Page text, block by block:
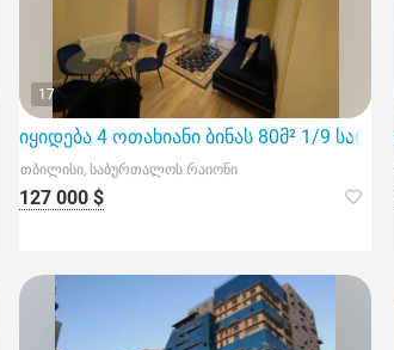
17
იყიდება 4 ოთახიანი ბინას 80მ² 1/9 სართ
თბილისი, საბურთალოს რაიონი
127 000 $